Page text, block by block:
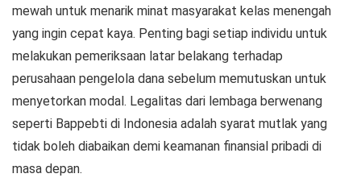
mewah untuk menarik minat masyarakat kelas menengah
yang ingin cepat kaya. Penting bagi setiap individu untuk
melakukan pemeriksaan latar belakang terhadap
perusahaan pengelola dana sebelum memutuskan untuk
menyetorkan modal. Legalitas dari lembaga berwenang
seperti Bappebti di Indonesia adalah syarat mutlak yang
tidak boleh diabaikan demi keamanan finansial pribadi di
masa depan.